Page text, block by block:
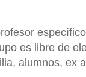
es libre de
alumnos, ex